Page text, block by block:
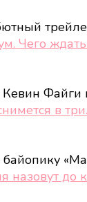
Чего
Кевин
в
назовут до